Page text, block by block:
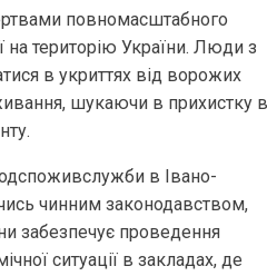
повномасштабного
на територію України. Люди з
в укриттях від ворожих
шукаючи в прихистку в
в Івано-
чинним законодавством,
забезпечує проведення
ситуації в закладах, де